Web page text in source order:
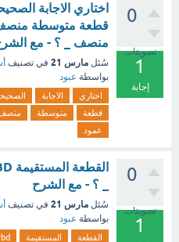
0
تصويتات
1
إجابة
اختاري الاجابة
قطعة متوسطة منصف
منصف _ ؟ - مع
سُئل مارس 21 في تصنيف
بواسطة عبود
اختاري الاجابة
قطعة
متوسطة
عمود
0
تصويتات
1
_ ؟ - مع الشرح
سُئل مارس 21 في تصنيف
بواسطة عبود
القطعة المستقيمة bdتسمى